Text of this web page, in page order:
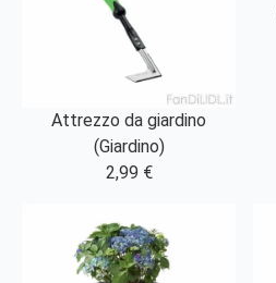
Attrezzo da giardino
(Giardino)
2,99 €